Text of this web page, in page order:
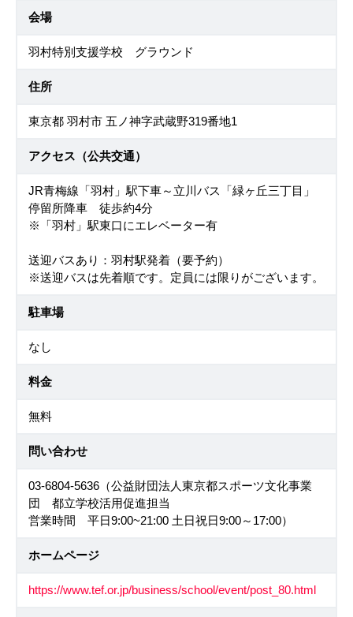
会場
羽村特別支援学校 グラウンド
住所
東京都 羽村市 五ノ神字武蔵野319番地1
アクセス（公共交通）
JR青梅線「羽村」駅下車～立川バス「緑ヶ丘三丁目」
停留所降車 徒歩約4分
※「羽村」駅東口にエレベーター有
送迎バスあり：羽村駅発着（要予約）
※送迎バスは先着順です。定員には限りがございます。
駐車場
なし
料金
無料
問い合わせ
03-6804-5636（公益財団法人東京都スポーツ文化事業
団 都立学校活用促進担当
営業時間 平日9:00~21:00 土日祝日9:00～17:00）
ホームページ
https://www.tef.or.jp/business/school/event/post_80.html